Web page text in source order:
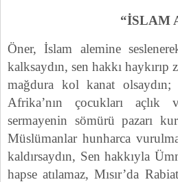
“İSLAM
Öner, İslam alemine
kalksaydın, sen hakkı haykırıp
mağdura kol kanat olsaydın;
Afrika’nın çocukları açlık
sermayenin sömürü pazarı
Müslümanlar hunharca
kaldırsaydın, Sen hakkıyla
hapse atılamaz, Mısır’da